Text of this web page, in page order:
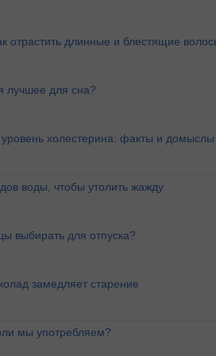
отрастить длинные и блестящие
лучшее для сна?
уровень холестерина: факты и домыслы
воды, чтобы утолить жажду
выбирать для отпуска?
замедляет старение
мы употребляем?